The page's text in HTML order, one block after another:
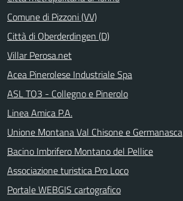
Comune di Pizzoni (VV)
Città di Oberderdingen (D)
Villar Perosa.net
Acea Pinerolese Industriale Spa
ASL TO3 - Collegno e Pinerolo
Linea Amica P.A.
Unione Montana Val Chisone e Germanasca
Bacino Imbrifero Montano del Pellice
Associazione turistica Pro Loco
Portale WEBGIS cartografico